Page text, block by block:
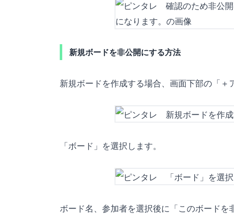
新規ボードを非公開にする方法
新規ボードを作成する場合、画面下部の「＋
「ボード」を選択します。
ボード名、参加者を選択後に「このボードを